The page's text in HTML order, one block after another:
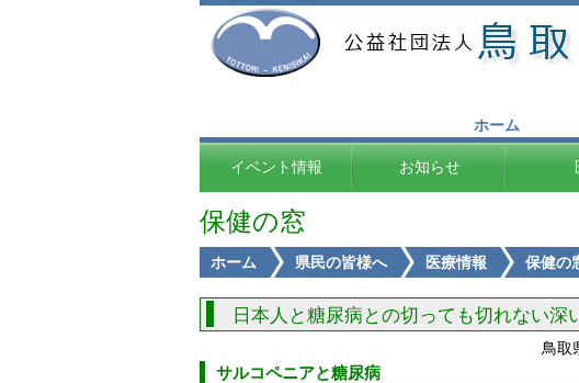
ホーム
イベント情報 お知らせ
保健の窓
ホーム 県民の皆様へ 医療情報 保健の
日本人と糖尿病との切っても切れない深
鳥
サルコペニアと糖尿病